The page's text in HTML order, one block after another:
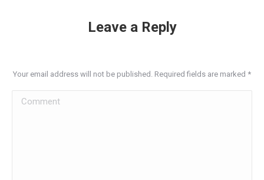
Leave a Reply
Your email address will not be published. Required fields are marked *
Comment